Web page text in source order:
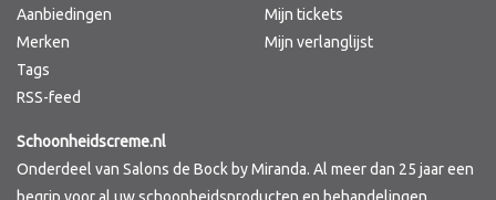
Aanbiedingen
Merken
Tags
RSS-feed
Mijn tickets
Mijn verlanglijst
Schoonheidscreme.nl
Onderdeel van Salons de Bock by Miranda. Al meer dan 25 jaar een